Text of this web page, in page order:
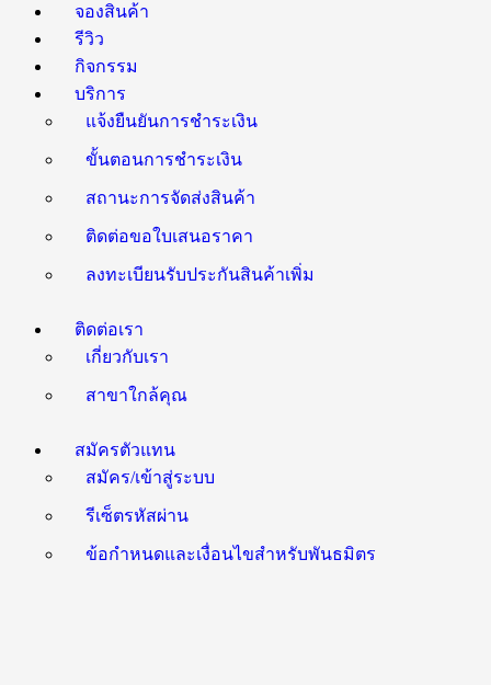
จองสินค้า
รีวิว
กิจกรรม
บริการ
แจ้งยืนยันการชำระเงิน
ขั้นตอนการชำระเงิน
สถานะการจัดส่งสินค้า
ติดต่อขอใบเสนอราคา
ลงทะเบียนรับประกันสินค้าเพิ่ม
ติดต่อเรา
เกี่ยวกับเรา
สาขาใกล้คุณ
สมัครตัวแทน
สมัคร/เข้าสู่ระบบ
รีเซ็ตรหัสผ่าน
ข้อกำหนดและเงื่อนไขสำหรับพันธมิตร